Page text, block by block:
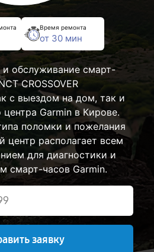
Время ремонта
от 30 мин
обслуживание смарт-
CROSSOVER
с выездом на дом, так и
центра Garmin в Кирове.
поломки и пожелания
центр располагает всем
для диагностики и
смарт-часов Garmin.
заявку